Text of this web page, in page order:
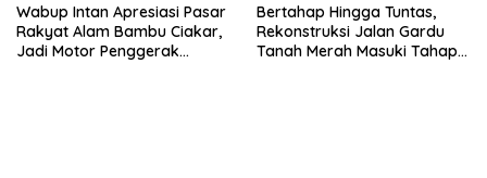
Wabup Intan Apresiasi Pasar
Rakyat Alam Bambu Ciakar,
Jadi Motor Penggerak
Bertahap Hingga Tuntas,
Rekonstruksi Jalan Gardu
Tanah Merah Masuki Tahap